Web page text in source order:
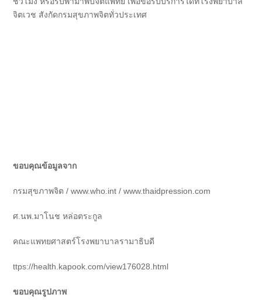
จิตเวช สังกัดกรมสุขภาพจิตทั่วประเทศ
ขอบคุณข้อมูลจาก
กรมสุขภาพจิต / www.who.int / www.thaidpression.com
ศ.นพ.มาโนช หล่อตระกูล
คณะแพทยศาสตร์โรงพยาบาลรามาธิบดี
ttps://health.kapook.com/view176028.html
ขอบคุณรูปภาพ